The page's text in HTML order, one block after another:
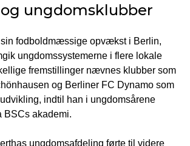
ungdomsklubber
fodboldmæssige opvækst i Berlin,
ungdomssystemerne i flere lokale
fremstillinger nævnes klubber som
og Berliner FC Dynamo som
indtil han i ungdomsårene
BSCs akademi.
ungdomsafdeling førte til videre